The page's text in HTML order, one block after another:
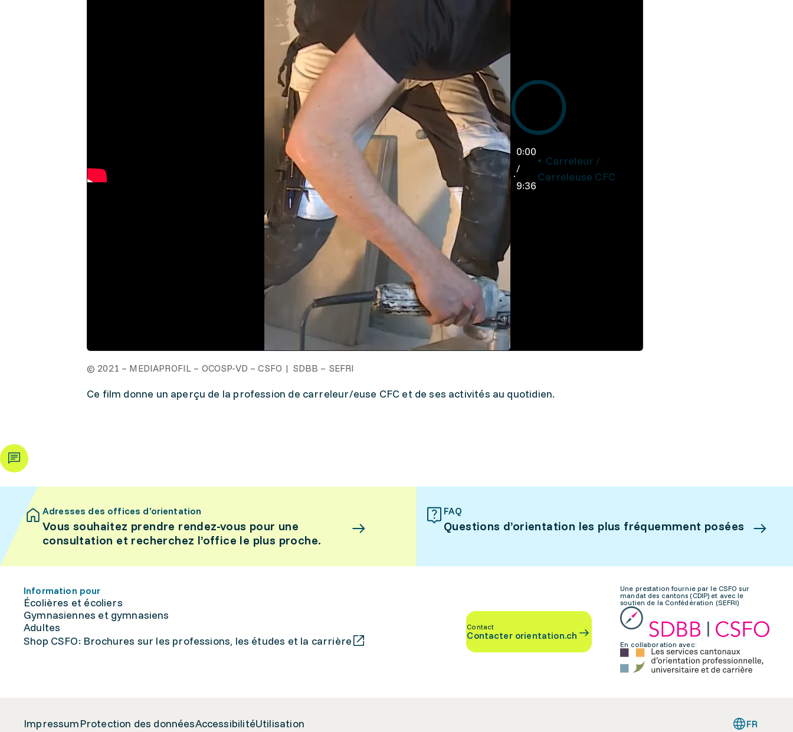
0:00
/
9:36
Carreleur /
Carreleuse CFC
© 2021 – MEDIAPROFIL – OCOSP-VD – CSFO | SDBB – SEFRI
Ce film donne un aperçu de la profession de carreleur/euse CFC et de ses activités au quotidien.
Adresses des offices d’orientation
Vous souhaitez prendre rendez-vous pour une
consultation et recherchez l’office le plus proche.
FAQ
Questions d’orientation les plus fréquemment posées
Information pour
Écolières et écoliers
Gymnasiennes et gymnasiens
Adultes
Shop CSFO: Brochures sur les professions, les études et la carrière
Contact
Contacter orientation.ch
Une prestation fournie par le CSFO sur
mandat des cantons (CDIP) et avec le
soutien de la Confédération (SEFRI)
En collaboration avec:
ImpressumProtection des donnéesAccessibilitéUtilisation FR